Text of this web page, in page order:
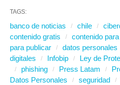
TAGS:
banco de noticias chile
contenido gratis
contenido
para publicar
datos personales
digitales
Infobip
Ley de
phishing
Press Latam
Datos Personales
seguridad